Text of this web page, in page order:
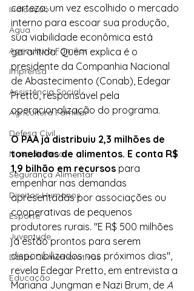
Indicação
Água
Agricultura Familiar
Imprensa
Assistência Social
Agricultura Familiar
Defesa Civil
Nota de Pesar
Segurança Alimentar
Direitos Humanos
Esporte
Juventude
Datas Comemorativas
Educação
certeza: um vez escolhido o mercado
interno para escoar sua produção,
sua viabilidade econômica está
garantida. Quem explica é o
presidente da Companhia Nacional
de Abastecimento (Conab), Edegar
Pretto, responsável pela
operacionalização do programa.
O PAA já distribuiu 2,3 milhões de
toneladas de alimentos. E conta R$
1,9 bilhão em recursos para
empenhar nas demandas
apresentadas por associações ou
cooperativas de pequenos
produtores rurais. "E R$ 500 milhões
já estão prontos para serem
disponibilizados nos próximos dias",
revela Edegar Pretto, em entrevista a
Mariana Jungman e Nazi Brum, de A